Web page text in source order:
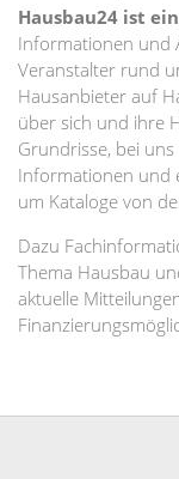
Hausbau24 ist
Informationen und
Veranstalter rund
Hausanbieter auf
über sich und ihre
Grundrisse, bei
Informationen und
um Kataloge von
Dazu
Thema Hausbau
aktuelle